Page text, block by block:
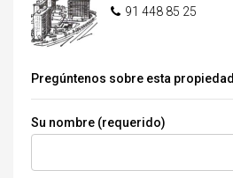
91 448 85 25
Pregúntenos sobre esta propiedad
Su nombre (requerido)